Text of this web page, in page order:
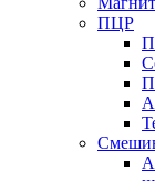
ПЦР